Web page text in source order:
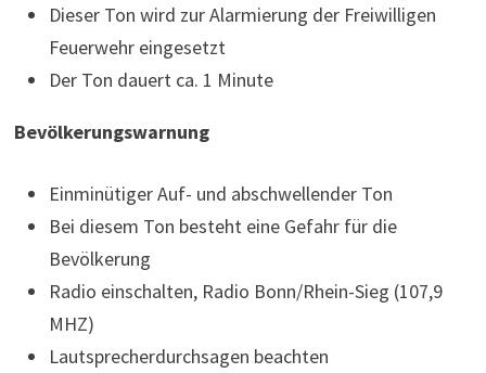
Dieser Ton wird zur Alarmierung der Freiwilligen
Feuerwehr eingesetzt
Der Ton dauert ca. 1 Minute
Bevölkerungswarnung
Einminütiger Auf- und abschwellender Ton
Bei diesem Ton besteht eine Gefahr für die
Bevölkerung
Radio einschalten, Radio Bonn/Rhein-Sieg (107,9
MHZ)
Lautsprecherdurchsagen beachten